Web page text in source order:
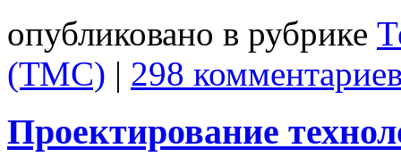
опубликовано в рубрике
(ТМС) | 298
Проектирование